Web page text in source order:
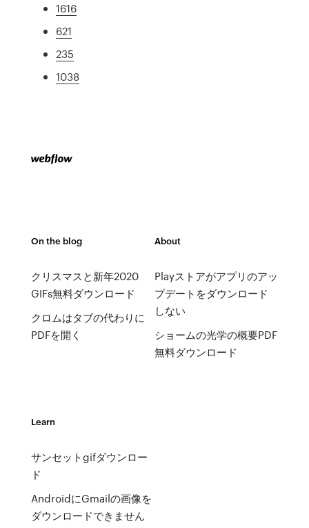
1616
621
235
1038
On the blog
クリスマスと新年2020
GIFs無料ダウンロード
クロムはタブの代わりに
PDFを開く
About
Playストアがアプリのアッ
プデートをダウンロード
しない
ショームの光学の概要PDF
無料ダウンロード
Learn
サンセットgifダウンロー
ド
AndroidにGmailの画像を
ダウンロードできません